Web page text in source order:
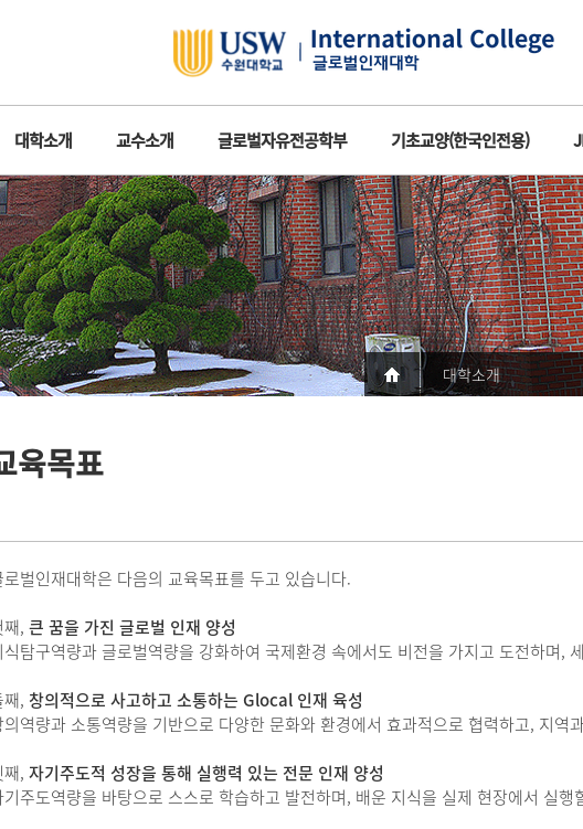
대학소개 교수소개 글로벌자유전공학부 기초교양(한국인전용)
대학소개
육목표
로벌인재대학은 다음의 교육목표를 두고 있습니다.
째, 큰 꿈을 가진 글로벌 인재 양성
식탐구역량과 글로벌역량을 강화하여 국제환경 속에서도 비전을 가지고 도전하며,
째, 창의적으로 사고하고 소통하는 Glocal 인재 육성
의역량과 소통역량을 기반으로 다양한 문화와 환경에서 효과적으로 협력하고, 지역
째, 자기주도적 성장을 통해 실행력 있는 전문 인재 양성
기주도역량을 바탕으로 스스로 학습하고 발전하며, 배운 지식을 실제 현장에서 실